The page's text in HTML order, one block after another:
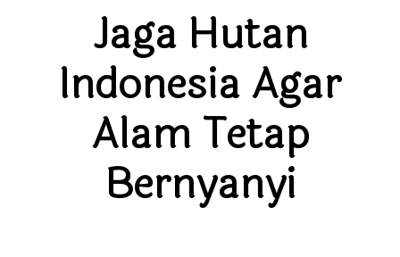
Jaga Hutan
Indonesia Agar
Alam Tetap
Bernyanyi